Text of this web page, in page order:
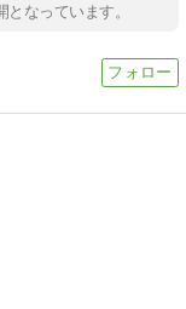
なっています。